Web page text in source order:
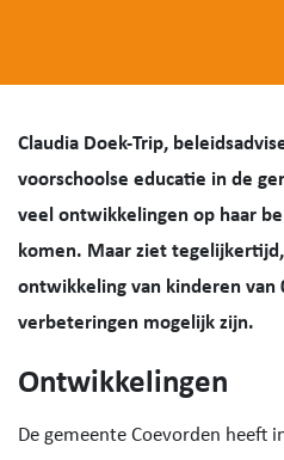
Claudia Doek-Trip,
voorschoolse educatie in de
veel ontwikkelingen op haar
komen. Maar ziet
ontwikkeling van kinderen van
verbeteringen mogelijk zijn.
Ontwikkelingen
De gemeente Coevorden heeft